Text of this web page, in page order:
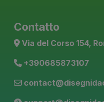
Contatto
Via del Corso 154,
+390685873107